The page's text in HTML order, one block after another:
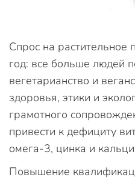
Спрос на растительное
год: все больше людей
вегетарианство и
здоровья, этики и
грамотного
привести к дефициту
омега-3, цинка и
Повышение